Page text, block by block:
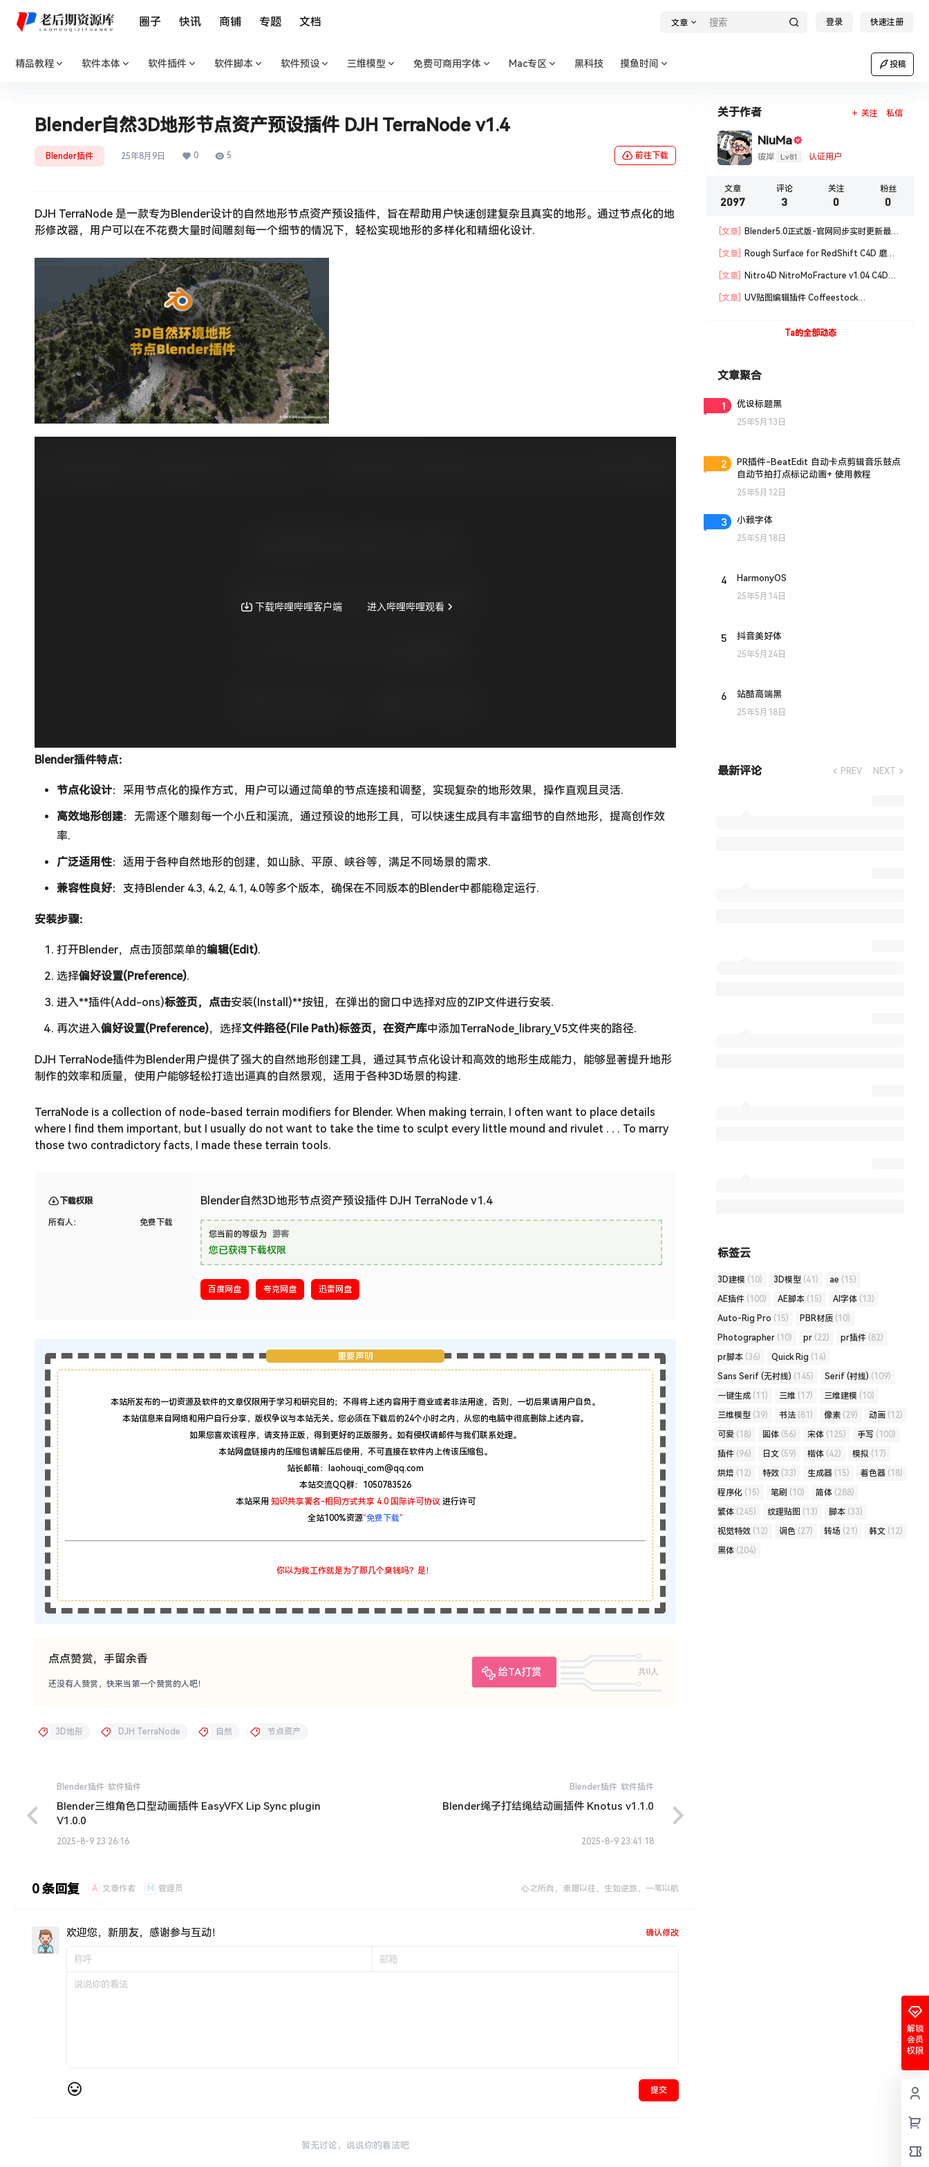
圈子 快讯 商铺 专题 文档 文章 登录 快速注册
精品教程 软件本体 软件插件 软件脚本 软件预设 三维模型 免费可商用字体 Mac专区 黑科技 摸鱼时间 投稿
Blender自然3D地形节点资产预设插件 DJH TerraNode v1.4
Blender插件 25年8月9日 0 5 前往下载
DJH TerraNode 是一款专为Blender设计的自然地形节点资产预设插件，旨在帮助用户快速创建复杂且真实的地形。通过节点化的地
形修改器，用户可以在不花费大量时间雕刻每一个细节的情况下，轻松实现地形的多样化和精细化设计.
Blender插件特点：
节点化设计：采用节点化的操作方式，用户可以通过简单的节点连接和调整，实现复杂的地形效果，操作直观且灵活.
高效地形创建：无需逐个雕刻每一个小丘和溪流，通过预设的地形工具，可以快速生成具有丰富细节的自然地形，提高创作效
率.
广泛适用性：适用于各种自然地形的创建，如山脉、平原、峡谷等，满足不同场景的需求.
兼容性良好：支持Blender 4.3, 4.2, 4.1, 4.0等多个版本，确保在不同版本的Blender中都能稳定运行.
安装步骤：
打开Blender，点击顶部菜单的编辑(Edit).
选择偏好设置(Preference).
进入**插件(Add-ons)标签页，点击安装(Install)**按钮，在弹出的窗口中选择对应的ZIP文件进行安装.
再次进入偏好设置(Preference)，选择文件路径(File Path)标签页，在资产库中添加TerraNode_library_V5文件夹的路径.
DJH TerraNode插件为Blender用户提供了强大的自然地形创建工具，通过其节点化设计和高效的地形生成能力，能够显著提升地形
制作的效率和质量，使用户能够轻松打造出逼真的自然景观，适用于各种3D场景的构建.
TerraNode is a collection of node-based terrain modifiers for Blender. When making terrain, I often want to place details
where I find them important, but I usually do not want to take the time to sculpt every little mound and rivulet . . . To marry
those two contradictory facts, I made these terrain tools.
下载权限
所有人： 免费下载
Blender自然3D地形节点资产预设插件 DJH TerraNode v1.4
您当前的等级为 游客
您已获得下载权限
百度网盘 夸克网盘 迅雷网盘
重要声明
本站所发布的一切资源及软件的文章仅限用于学习和研究目的；不得将上述内容用于商业或者非法用途，否则，一切后果请用户自负。
本站信息来自网络和用户自行分享，版权争议与本站无关。您必须在下载后的24个小时之内，从您的电脑中彻底删除上述内容。
如果您喜欢该程序，请支持正版，得到更好的正版服务。如有侵权请邮件与我们联系处理。
本站网盘链接内的压缩包请解压后使用，不可直接在软件内上传该压缩包。
站长邮箱：laohouqi_com@qq.com
本站交流QQ群：1050783526
本站采用 知识共享署名-相同方式共享 4.0 国际许可协议 进行许可
全站100%资源“免费下载”
你以为我工作就是为了那几个臭钱吗？是！
点点赞赏，手留余香
给TA打赏
共0人
还没有人赞赏，快来当第一个赞赏的人吧！
3D地形 DJH TerraNode 自然 节点资产
Blender插件 软件插件
Blender三维角色口型动画插件 EasyVFX Lip Sync plugin
V1.0.0
2025-8-9 23:26:16
Blender插件 软件插件
Blender绳子打结绳结动画插件 Knotus v1.1.0
2025-8-9 23:41:18
0 条回复 A 文章作者 M 管理员 心之所向，素履以往，生如逆旅，一苇以航
欢迎您，新朋友，感谢参与互动！ 确认修改
提交
暂无讨论，说说你的看法吧
关于作者 关注 私信
NiuMa
彼岸 Lv81 认证用户
文章
2097
评论
3
关注
0
粉丝
0
[文章]
Blender5.0正式版-官网同步实时更新最新
[文章]
Rough Surface for RedShift C4D 磨损
[文章]
Nitro4D NitroMoFracture v1.04 C4D插
[文章]
UV贴图编辑插件 Coffeestock
Ta的全部动态
文章聚合
1 优设标题黑
25年5月13日
2
PR插件-BeatEdit 自动卡点剪辑音乐鼓点
自动节拍打点标记动画+ 使用教程
25年5月12日
3 小赖字体
25年5月18日
4 HarmonyOS
25年5月14日
5 抖音美好体
25年5月24日
6 站酷高端黑
25年5月18日
最新评论 PREV NEXT
标签云
3D建模 (10) 3D模型 (41) ae (15)
AE插件 (100) AE脚本 (15) AI字体 (13)
Auto-Rig Pro (15) PBR材质 (10)
Photographer (10) pr (22) pr插件 (82)
pr脚本 (36) Quick Rig (14)
Sans Serif (无衬线) (145) Serif (衬线) (109)
一键生成 (11) 三维 (17) 三维建模 (10)
三维模型 (39) 书法 (81) 像素 (29) 动画 (12)
可爱 (18) 圆体 (56) 宋体 (125) 手写 (100)
插件 (96) 日文 (59) 楷体 (42) 模拟 (17)
烘焙 (12) 特效 (33) 生成器 (15) 着色器 (18)
程序化 (15) 笔刷 (10) 简体 (288)
繁体 (245) 纹理贴图 (13) 脚本 (33)
视觉特效 (12) 调色 (27) 转场 (21) 韩文 (12)
黑体 (204)
解锁
会员
权限